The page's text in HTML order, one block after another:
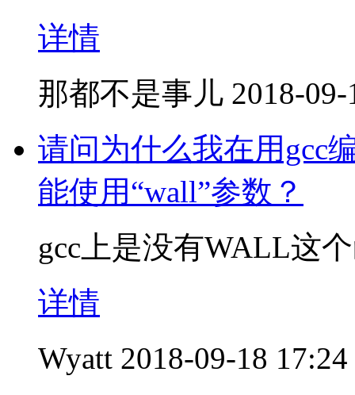
详情
那都不是事儿 2018-
请问为什么我在用gcc
能使用“wall”参数？
gcc上是没有WALL这
详情
Wyatt 2018-09-18 17:24